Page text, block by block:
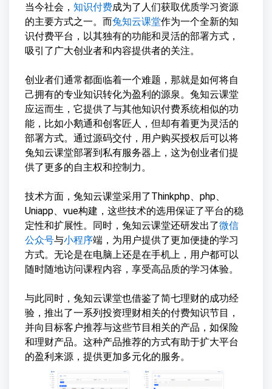
当今社会， 知识付费成为了人们获取优质学习资源
的主要方式之一。而兔知云课堂作为一个全新的知
识付费平台，以其独有的功能和灵活的部署方式，
吸引了广大创业者和内容提供者的关注。
创业者们通常都面临着一个难题，那就是如何将自
己拥有的专业知识转化为盈利的源泉。兔知云课堂
应运而生，它提供了与其他知识付费系统相似的功
能，比如小鹅通和创客匠人，但却有着更为灵活的
部署方式。通过源码交付，用户购买授权后可以将
兔知云课堂部署到私有服务器上，这为创业者们提
供了更多的自主权和控制力。
技术方面，兔知云课堂采用了Thinkphp、php、
Uniapp、vue构建，这些技术的选用保证了平台的稳
定性和扩展性。同时，兔知云课堂还研发出了微信
公众号与小程序端，为用户提供了更加便捷的学习
方式。无论是在电脑上还是在手机上，用户都可以
随时随地访问课程内容，享受高品质的学习体验。
与此同时，兔知云课堂也借鉴了简七理财的成功经
验，推出了一系列投资理财相关的付费知识节目，
并向目标客户推荐与这些节目相关的产品，如保险
和理财产品。这种产品推荐的方式有助于扩大平台
的盈利来源，提供更加多元化的服务。